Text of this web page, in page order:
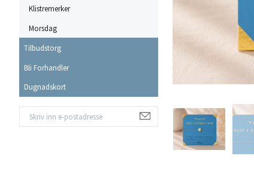
Klistremerker
Morsdag
Tilbudstorg
Bli Forhandler
Dugnadskort